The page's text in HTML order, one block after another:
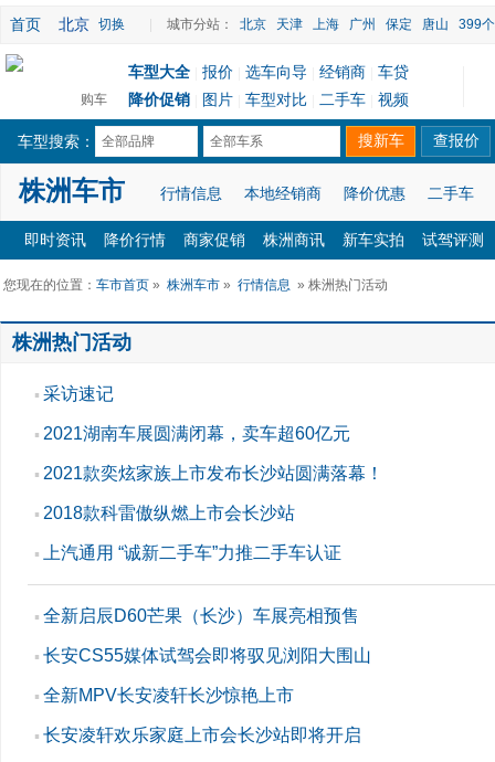
首页 北京 切换 城市分站： 北京 天津 上海 广州 保定 唐山 399
购车
车型大全 报价 选车向导 经销商
车贷
降价促销
图片 车型对比 二手车 视频
车型搜索： 全部品牌 全部车系
株洲车市 行情信息 本地经销商 降价优惠 二手车
即时资讯 降价行情 商家促销 株洲商讯 新车实拍 试驾评测
您现在的位置： 车市首页 » 株洲车市 » 行情信息 » 株洲热门活动
株洲热门活动
▪ 采访速记
▪ 2021湖南车展圆满闭幕，卖车超60亿元
▪ 2021款奕炫家族上市发布长沙站圆满落幕！
▪ 2018款科雷傲纵燃上市会长沙站
▪ 上汽通用 “诚新二手车”力推二手车认证
▪ 全新启辰D60芒果（长沙）车展亮相预售
▪ 长安CS55媒体试驾会即将驭见浏阳大围山
▪ 全新MPV长安凌轩长沙惊艳上市
▪ 长安凌轩欢乐家庭上市会长沙站即将开启